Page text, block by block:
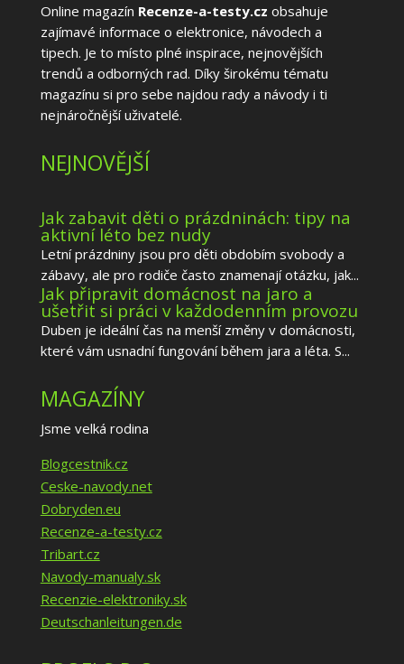
Online magazín Recenze-a-testy.cz obsahuje
zajímavé informace o elektronice, návodech a
tipech. Je to místo plné inspirace, nejnovějších
trendů a odborných rad. Díky širokému tématu
magazínu si pro sebe najdou rady a návody i ti
nejnáročnější uživatelé.
NEJNOVĚJŠÍ
Jak zabavit děti o prázdninách: tipy na
aktivní léto bez nudy
Letní prázdniny jsou pro děti obdobím svobody a
zábavy, ale pro rodiče často znamenají otázku, jak...
Jak připravit domácnost na jaro a
ušetřit si práci v každodenním provozu
Duben je ideální čas na menší změny v domácnosti,
které vám usnadní fungování během jara a léta. S...
MAGAZÍNY
Jsme velká rodina
Blogcestnik.cz
Ceske-navody.net
Dobryden.eu
Recenze-a-testy.cz
Tribart.cz
Navody-manualy.sk
Recenzie-elektroniky.sk
Deutschanleitungen.de